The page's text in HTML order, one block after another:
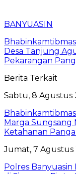
BANYUASIN
Desa Tanjung
Pekarangan
Berita Terkait
Sabtu, 8 Agustus
Marga
Ketahanan
Jumat, 7 Agustus
Polres